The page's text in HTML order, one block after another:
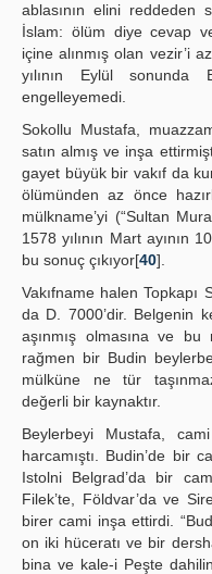
ablasının elini reddeden
İslam: ölüm diye cevap
içine alınmış olan vezir’i
yılının Eylül sonunda
engelleyemedi.
Sokollu Mustafa,
satın almış ve inşa
gayet büyük bir vakıf da
ölümünden az önce
mülkname’yi (“Sultan
1578 yılının Mart ayının
bu sonuç çıkıyor[40].
Vakıfname halen Topkapı
da D. 7000’dir. Belgenin
aşınmış olmasına ve bu
rağmen bir Budin
mülküne ne tür
değerli bir kaynaktır.
Beylerbeyi Mustafa,
harcamıştı. Budin’de bir
Istolni Belgrad’da bir
Filek’te, Földvar’da ve
birer cami inşa ettirdi.
on iki hüceratı ve bir
bina ve kale-i Peşte